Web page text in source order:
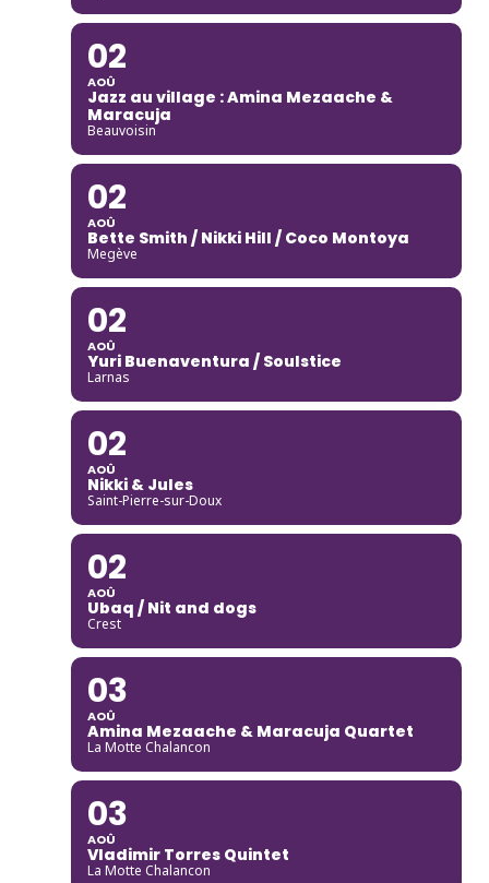
02
AOÛ
Jazz au village : Amina Mezaache &
Maracuja
Beauvoisin
02
AOÛ
Bette Smith / Nikki Hill / Coco Montoya
Megève
02
AOÛ
Yuri Buenaventura / Soulstice
Larnas
02
AOÛ
Nikki & Jules
Saint-Pierre-sur-Doux
02
AOÛ
Ubaq / Nit and dogs
Crest
03
AOÛ
Amina Mezaache & Maracuja Quartet
La Motte Chalancon
03
AOÛ
Vladimir Torres Quintet
La Motte Chalancon